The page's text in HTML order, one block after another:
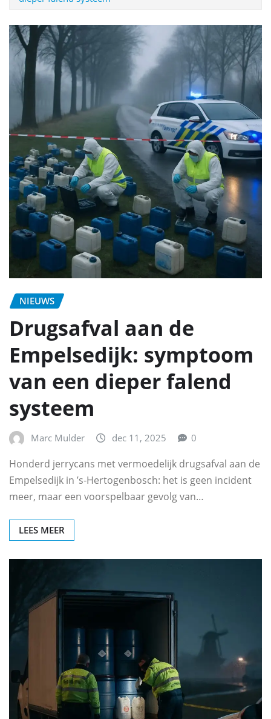
NIEUWS
Drugsafval aan de
Empelsedijk: symptoom
van een dieper falend
systeem
Marc Mulder dec 11, 2025 0
Honderd jerrycans met vermoedelijk drugsafval aan de
Empelsedijk in ’s‑Hertogenbosch: het is geen incident
meer, maar een voorspelbaar gevolg van…
LEES MEER